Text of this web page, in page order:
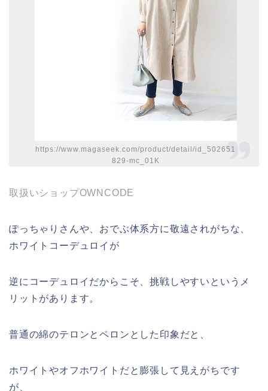
https://www.magaseek.com/product/detail/id_502651
829-mc_01K
取扱いショップOWNCODE
ぽっちゃりさんや、おでぶ体系方に敬遠されがちな、
ホワイトコーデュロイが
逆にコーデュロイだからこそ、挑戦しやすいというメ
リットがあります。
普通の綿のテロンとペロンとした印象だと、
ホワイトやオフホワイトだと膨張して見えがちです
が、